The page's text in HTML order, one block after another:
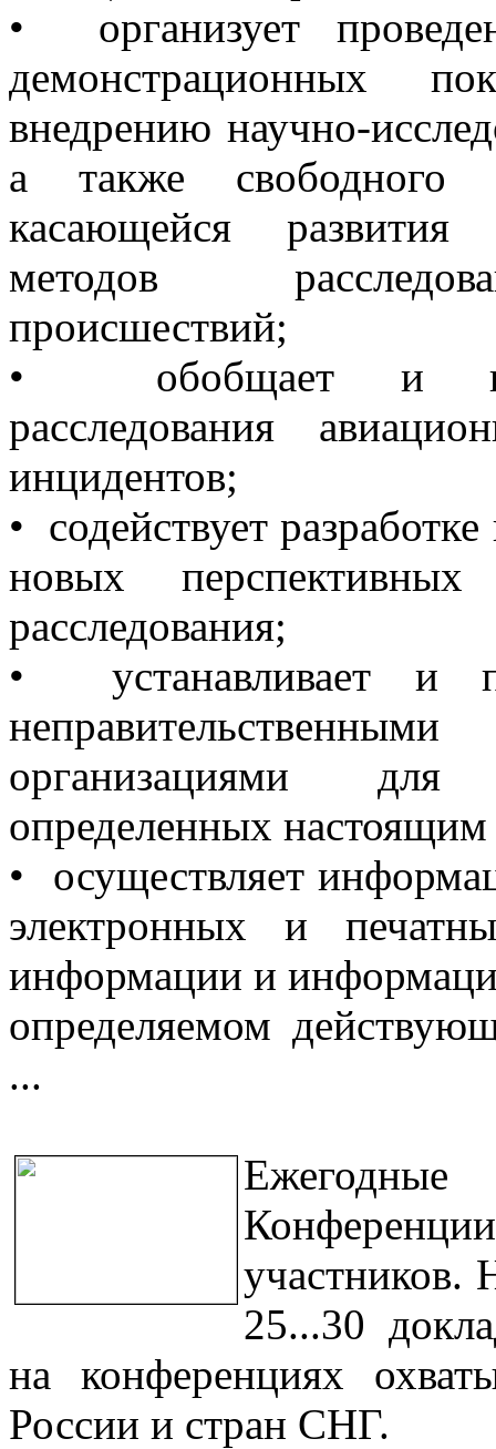
• организует
демонстрационных
внедрению научно-
а также свободного
касающейся развития
методов
происшествий;
• обобщает и
расследования
инцидентов;
• содействует
новых
расследования;
• устанавливает и
организациями
определенных
• осуществляет
электронных и
информации и
определяемом
...
Ежегодные
участников.
25...30
на конференциях
России и стран СНГ.